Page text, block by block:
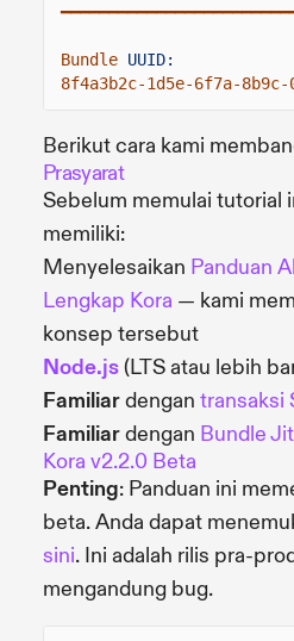
Bundle UUID:
8f4a3b2c-1d5e-6f7a-8b9c-
Berikut cara kami
Prasyarat
Sebelum memulai tutorial
memiliki:
Menyelesaikan Panduan
Lengkap Kora — kami
konsep tersebut
Node.js(LTS atau lebih
Familiardengan transaksi
Familiardengan Bundle
Kora v2.2.0 Beta
Penting: Panduan ini
beta. Anda dapat
sini. Ini adalah rilis pra-
mengandung bug.